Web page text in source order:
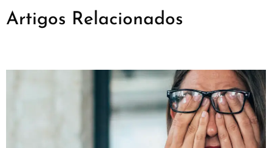
Artigos Relacionados